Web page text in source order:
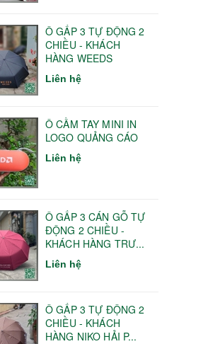
Ô GẤP 3 TỰ ĐỘNG 2
CHIỀU - KHÁCH
HÀNG WEEDS
Liên hệ
Ô CẦM TAY MINI IN
LOGO QUẢNG CÁO
Liên hệ
Ô GẤP 3 CÁN GỖ TỰ
ĐỘNG 2 CHIỀU -
KHÁCH HÀNG TRƯ...
Liên hệ
Ô GẤP 3 TỰ ĐỘNG 2
CHIỀU - KHÁCH
HÀNG NIKO HẢI P...